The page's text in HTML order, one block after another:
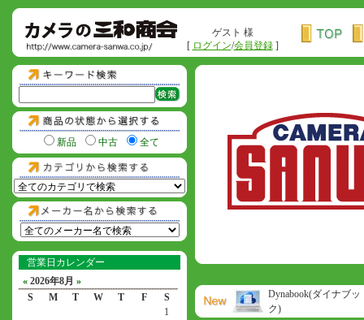
ゲスト 様
[ ログイン/会員登録]
新品 中古 全て
営業日カレンダー
« 2026年8月 »
S
M T W T F
S
1
Dynabook(ダイナブッ
ク)